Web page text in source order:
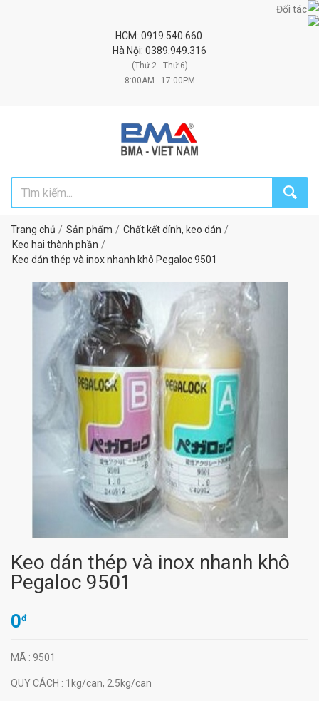
Đối tác uy tín
HCM: 0919.540.660
Hà Nội: 0389.949.316
(Thứ 2 - Thứ 6)
8:00AM - 17:00PM
Trang chủ Sản phẩm
Chất kết dính, keo dán
Keo hai thành phần
Keo dán thép và inox nhanh khô Pegaloc 9501
Keo dán thép và inox nhanh khô
Pegaloc 9501
0đ
MÃ : 9501
QUY CÁCH : 1kg/can, 2.5kg/can